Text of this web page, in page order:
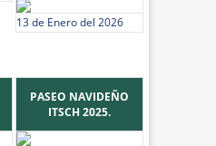
13 de Enero del 2026
PASEO NAVIDEÑO
ITSCH 2025.